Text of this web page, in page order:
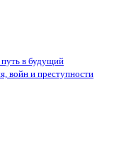
путь в будущий
войн и преступности